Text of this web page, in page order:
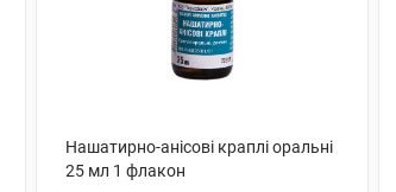
Нашатирно-анісові краплі оральні
25 мл 1 флакон